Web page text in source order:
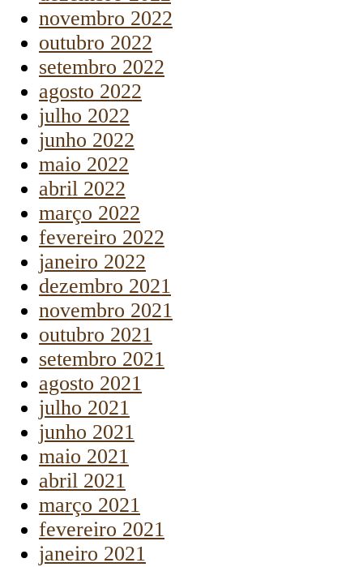
novembro 2022
outubro 2022
setembro 2022
agosto 2022
julho 2022
junho 2022
maio 2022
abril 2022
março 2022
fevereiro 2022
janeiro 2022
dezembro 2021
novembro 2021
outubro 2021
setembro 2021
agosto 2021
julho 2021
junho 2021
maio 2021
abril 2021
março 2021
fevereiro 2021
janeiro 2021